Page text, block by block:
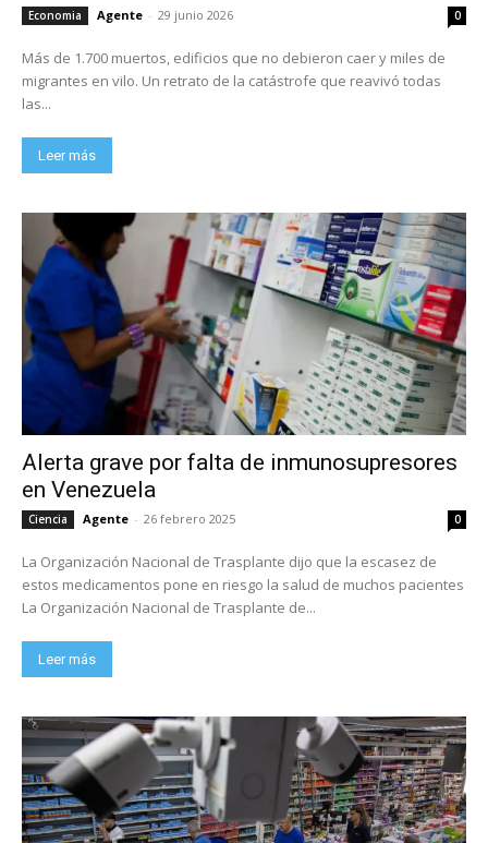
Economia Agente - 29 junio 2026 0
Más de 1.700 muertos, edificios que no debieron caer y miles de
migrantes en vilo. Un retrato de la catástrofe que reavivó todas
las...
Leer más
Alerta grave por falta de inmunosupresores
en Venezuela
Ciencia Agente - 26 febrero 2025 0
La Organización Nacional de Trasplante dijo que la escasez de
estos medicamentos pone en riesgo la salud de muchos pacientes
La Organización Nacional de Trasplante de...
Leer más